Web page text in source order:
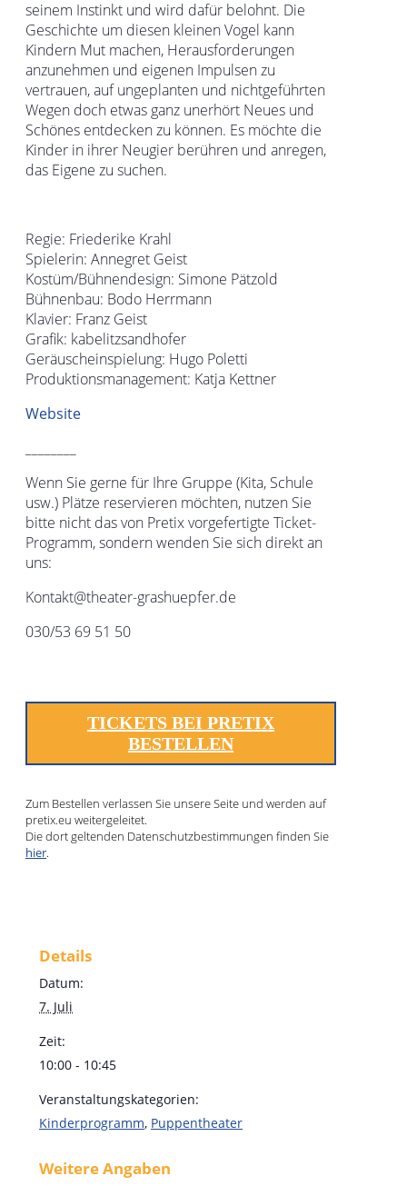
seinem Instinkt und wird dafür belohnt. Die
Geschichte um diesen kleinen Vogel kann
Kindern Mut machen, Herausforderungen
anzunehmen und eigenen Impulsen zu
vertrauen, auf ungeplanten und nichtgeführten
Wegen doch etwas ganz unerhört Neues und
Schönes entdecken zu können. Es möchte die
Kinder in ihrer Neugier berühren und anregen,
das Eigene zu suchen.
Regie: Friederike Krahl
Spielerin: Annegret Geist
Kostüm/Bühnendesign: Simone Pätzold
Bühnenbau: Bodo Herrmann
Klavier: Franz Geist
Grafik: kabelitzsandhofer
Geräuscheinspielung: Hugo Poletti
Produktionsmanagement: Katja Kettner
Website
Wenn Sie gerne für Ihre Gruppe (Kita, Schule
usw.) Plätze reservieren möchten, nutzen Sie
bitte nicht das von Pretix vorgefertigte Ticket-
Programm, sondern wenden Sie sich direkt an
uns:
Kontakt@theater-grashuepfer.de
030/53 69 51 50
TICKETS BEI PRETIX
BESTELLEN
Zum Bestellen verlassen Sie unsere Seite und werden auf
pretix.eu weitergeleitet.
Die dort geltenden Datenschutzbestimmungen finden Sie
hier.
Details
Datum:
7. Juli
Zeit:
10:00 - 10:45
Veranstaltungskategorien:
Kinderprogramm, Puppentheater
Weitere Angaben